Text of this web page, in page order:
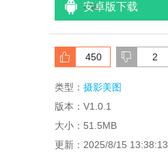
安卓版下载
</li>
450 2
类型： 摄影美图
版本：V1.0.1
大小：51.5MB
更新：2025/8/15 13:38:13